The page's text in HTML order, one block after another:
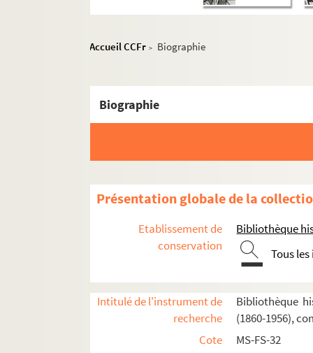
Accueil CCFr > Biographie
Biographie
Présentation globale de la
Etablissement de
conservation
Bibliothèque
Tous
Intitulé de l'instrument de
recherche
Bibliothèque
(1860-1956),
Cote
MS-FS-32